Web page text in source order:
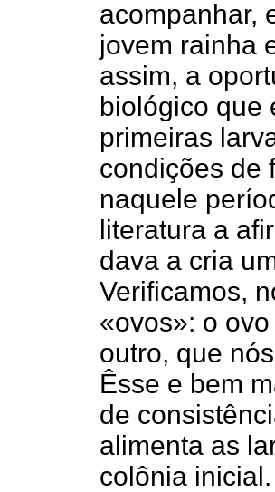
acompanhar,
jovem rainha
assim, a
biológico que
primeiras
condições de
naquele
literatura a
dava a cria
Verificamos,
«ovos»: o
outro, que
Êsse e bem
de
alimenta as
colônia inicial.